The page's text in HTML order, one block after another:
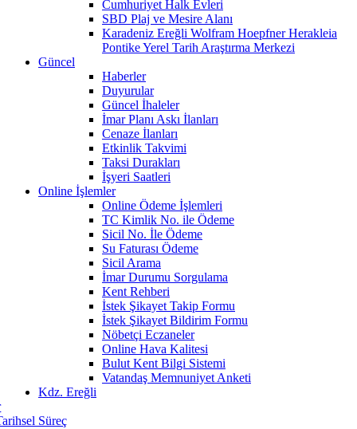
Cumhuriyet Halk Evleri
SBD Plaj ve Mesire Alanı
Karadeniz Ereğli Wolfram Hoepfner Herakleia
Pontike Yerel Tarih Araştırma Merkezi
Güncel
Haberler
Duyurular
Güncel İhaleler
İmar Planı Askı İlanları
Cenaze İlanları
Etkinlik Takvimi
Taksi Durakları
İşyeri Saatleri
Online İşlemler
Online Ödeme İşlemleri
TC Kimlik No. ile Ödeme
Sicil No. İle Ödeme
Su Faturası Ödeme
Sicil Arama
İmar Durumu Sorgulama
Kent Rehberi
İstek Şikayet Takip Formu
İstek Şikayet Bildirim Formu
Nöbetçi Eczaneler
Online Hava Kalitesi
Bulut Kent Bilgi Sistemi
Vatandaş Memnuniyet Anketi
Kdz. Ereğli
Süreç